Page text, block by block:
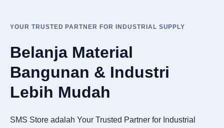
YOUR TRUSTED PARTNER FOR INDUSTRIAL SUPPLY
Belanja Material
Bangunan & Industri
Lebih Mudah
SMS Store adalah Your Trusted Partner for Industrial